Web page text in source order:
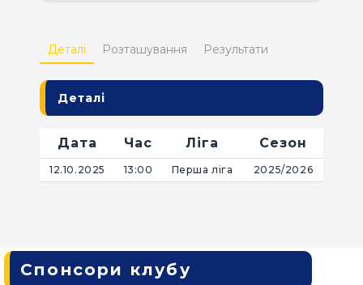
Деталі Розташування Результати
Деталі
Дата Час Ліга Сезон
12.10.2025 13:00 Перша ліга 2025/2026
Спонсори клубу